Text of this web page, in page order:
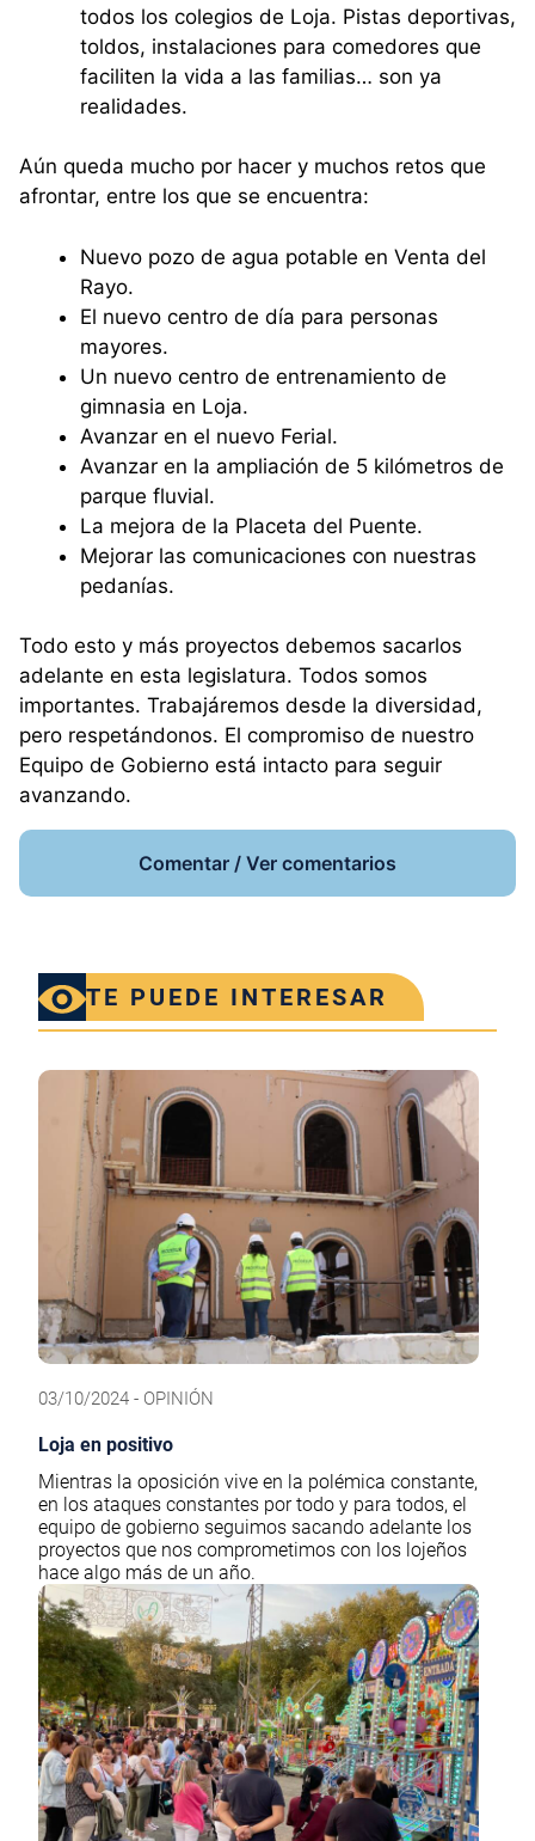
todos los colegios de Loja. Pistas deportivas,
toldos, instalaciones para comedores que
faciliten la vida a las familias… son ya
realidades.
Aún queda mucho por hacer y muchos retos que
afrontar, entre los que se encuentra:
Nuevo pozo de agua potable en Venta del
Rayo.
El nuevo centro de día para personas
mayores.
⁠Un nuevo centro de entrenamiento de
gimnasia en Loja.
⁠Avanzar en el nuevo Ferial.
⁠Avanzar en la ampliación de 5 kilómetros de
parque fluvial.
⁠La mejora de la Placeta del Puente.
Mejorar las comunicaciones con nuestras
pedanías.
Todo esto y más proyectos debemos sacarlos
adelante en esta legislatura. Todos somos
importantes. Trabajáremos desde la diversidad,
pero respetándonos. El compromiso de nuestro
Equipo de Gobierno está intacto para seguir
avanzando.
Comentar / Ver comentarios
TE PUEDE INTERESAR
03/10/2024 - OPINIÓN
Loja en positivo
Mientras la oposición vive en la polémica constante,
en los ataques constantes por todo y para todos, el
equipo de gobierno seguimos sacando adelante los
proyectos que nos comprometimos con los lojeños
hace algo más de un año.